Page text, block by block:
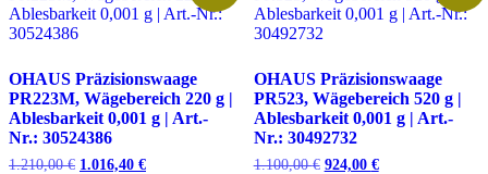
OHAUS Präzisionswaage
PR223M, Wägebereich 220 g |
Ablesbarkeit 0,001 g | Art.-
Nr.: 30524386
1.210,00€ Ursprünglicher
1.016,40 €Aktueller
OHAUS Präzisionswaage
PR523, Wägebereich 520 g |
Ablesbarkeit 0,001 g | Art.-
Nr.: 30492732
1.100,00€ Ursprünglicher
924,00 €Aktueller